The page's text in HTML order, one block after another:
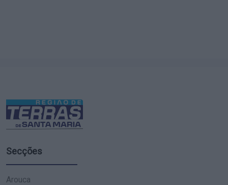
Secções
Arouca